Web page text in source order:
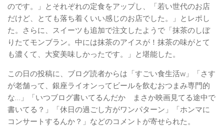
のです。」とそれぞれの定食をアップし、「若い世代のお店
だけど、とても落ち着くいい感じのお店でした。」とレポし
た。さらに、スイーツも追加で注文したようで「抹茶のしぼ
りたてモンブラン。中には抹茶のアイスが！抹茶の味がとて
も濃くて、大変美味しかったです。」と堪能した。
この日の投稿に、ブログ読者からは「すごい食生活w」「さす
が老舗って、銀座ライオンってビールを飲むおつまみ専門的
な…」「いつブログ書いてるんだか まさか映画見てる途中で
書いてる？」「休日の過ごし方がワンパターン」「ホンマに
コンサートするんか？」などのコメントが寄せられた。